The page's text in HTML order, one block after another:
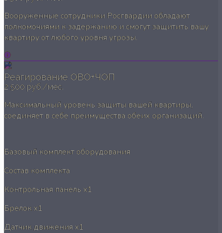
Вооруженные сотрудники Росгвардии обладают
полномочиями к задержанию и смогут защитить вашу
квартиру от любого уровня угрозы.
Реагирование ОВО+ЧОП
2 500 руб./мес.
Максимальный уровень защиты вашей квартиры,
соединяет в себе преимущества обеих организаций.
Базовый комплект оборудования
Состав комплекта
Контрольная панель x1
Брелокx1
Датчик движения x1